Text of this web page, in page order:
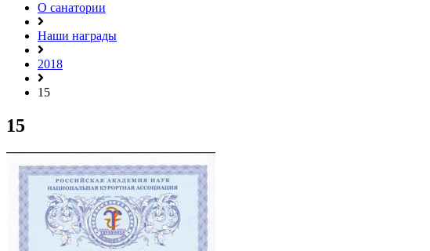
О санатории
Наши награды
2018
15
15